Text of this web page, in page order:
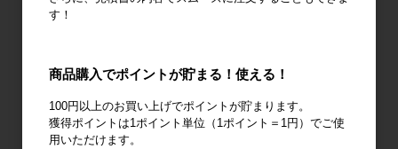
機
ノーパンクタ
イヤ
作業環境改善 廃棄物減容機
す！
商品購入でポイントが貯まる！使える！
100円以上のお買い上げでポイントが貯まります。
獲得ポイントは1ポイント単位（1ポイント＝1円）でご使
用いただけます。